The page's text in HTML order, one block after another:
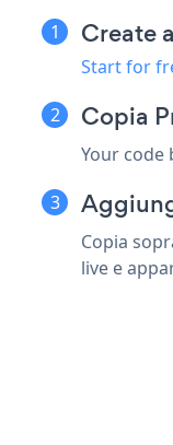
Create
Start for
Copia
Your code
Copia
live e